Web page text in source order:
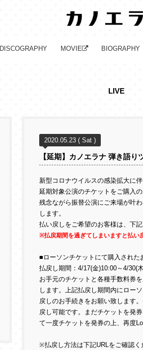
DISCOGRAPHY MOVIE BIOGRAPHY
LIVE
2020.05.23 ( Sat )
【延期】カノエラナ 弾き語り
新型コロナウイルスの感染拡大に
延期対象公演のチケットをご購入
残念ながら振替公演にご来場が叶
します。
払い戻しをご希望のお客様は、下
※払戻期間を過ぎてしまいますと払い
■ローソンチケットにて購入された
払戻し期間：4/17(金)10:00～4/30(
お手元のチケットと各種手数料券
します。上記払戻し期間内にロー
戻しのお手続きをお願い致します
戻し可能です。まだチケットを発
て一度チケットを発券の上、再度
※払戻し方法は下記URLをご確認く